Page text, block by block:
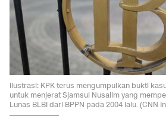
Ilustrasi: KPK terus mengumpulkan bukti
untuk menjerat Sjamsul Nusalim yang
Lunas BLBI dari BPPN pada 2004 lalu. (CNN